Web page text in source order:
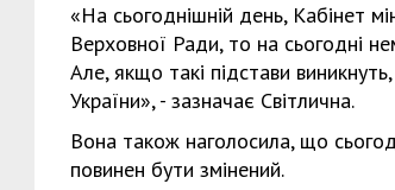
«На сьогоднішній день, Кабінет
Верховної Ради, то на сьогодні
Але, якщо такі підстави
України», - зазначає Світлична.
Вона також наголосила, що
повинен бути змінений.